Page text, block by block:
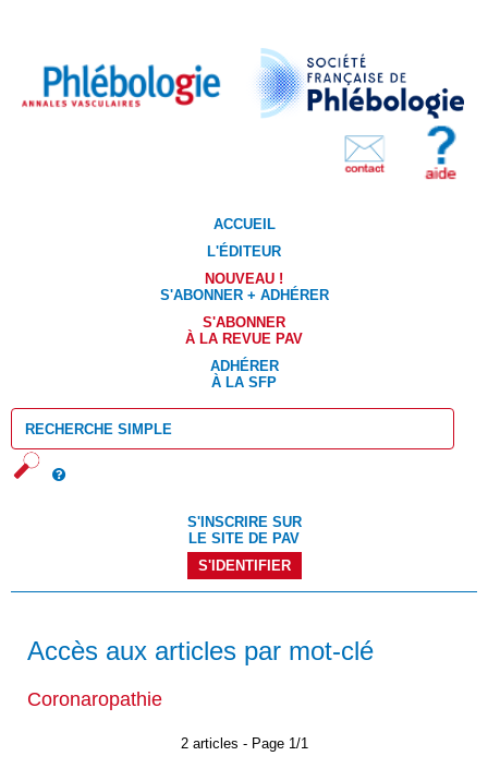
ACCUEIL
L'ÉDITEUR
NOUVEAU !
S'ABONNER + ADHÉRER
S'ABONNER
À LA REVUE PAV
ADHÉRER
À LA SFP
S'INSCRIRE SUR
LE SITE DE PAV
S'IDENTIFIER
Accès aux articles par mot-clé
Coronaropathie
2 articles - Page 1/1